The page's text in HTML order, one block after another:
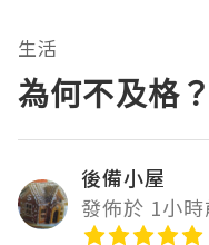
生活
為何不及格？
後備小屋
發佈於 1小時